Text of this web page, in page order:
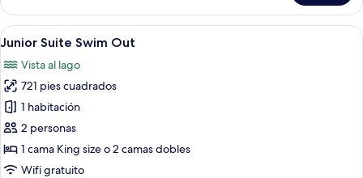
Suite
Swim
Out
Use
Abrir
todas
las
fotos
de
Junior
Suite
Swim
Un área de piscina con agua
9
Junior Suite Swim Out
Vista al lago
721 pies cuadrados
1 habitación
2 personas
1 cama King size o 2 camas dobles
Wifi gratuito